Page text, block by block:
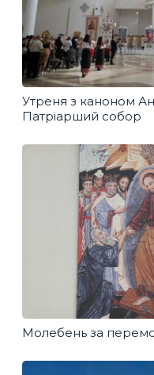
Утреня з каноном
Патріарший собор
Молебень за